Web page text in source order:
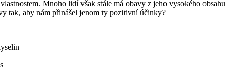
Mnoho lidí však stále má obavy z jeho vysokého
tak, aby nám přinášel jenom ty pozitivní účinky?